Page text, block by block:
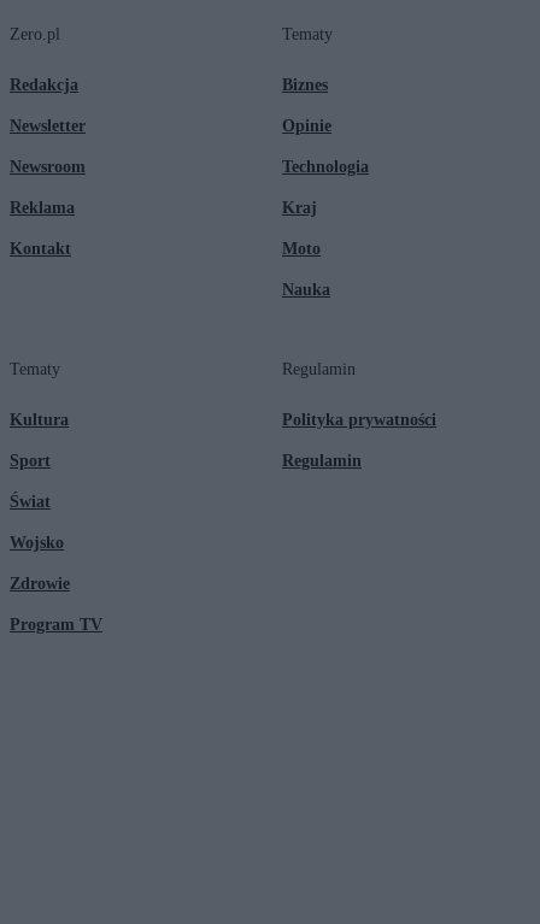
Zero.pl
Redakcja
Newsletter
Newsroom
Reklama
Kontakt
Tematy
Biznes
Opinie
Technologia
Kraj
Moto
Nauka
Tematy
Kultura
Sport
Świat
Wojsko
Zdrowie
Program TV
Regulamin
Polityka prywatności
Regulamin